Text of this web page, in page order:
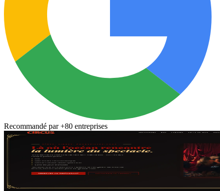
Recommandé par +80 entreprises